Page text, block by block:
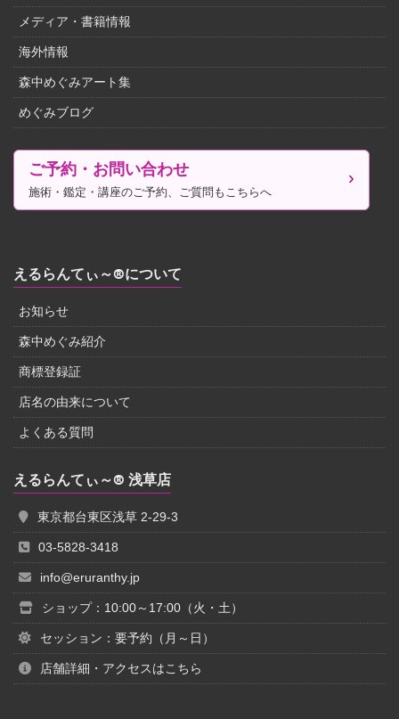
メディア・書籍情報
海外情報
森中めぐみアート集
めぐみブログ
ご予約・お問い合わせ
施術・鑑定・講座のご予約、ご質問もこちらへ
えるらんてぃ～®について
お知らせ
森中めぐみ紹介
商標登録証
店名の由来について
よくある質問
えるらんてぃ～® 浅草店
東京都台東区浅草 2-29-3
03-5828-3418
info@eruranthy.jp
ショップ：10:00～17:00（火・土）
セッション：要予約（月～日）
店舗詳細・アクセスはこちら